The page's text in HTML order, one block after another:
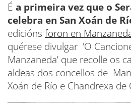
É a primeira vez que o
celebra en San Xoán de
edicións foron en
quérese divulgar ‘O
Manzaneda’ que recolle os
aldeas dos concellos de
Xoán de Río e Chandrexa de